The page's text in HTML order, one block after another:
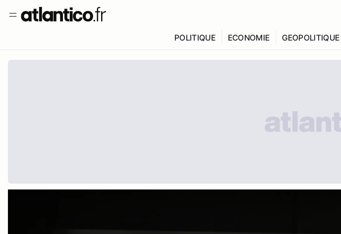
POLITIQUE ECONOMIE GEOPOLITIQUE